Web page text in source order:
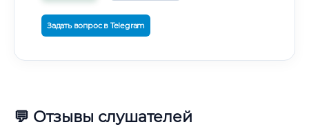
Задать вопрос в Telegram
💬 Отзывы слушателей